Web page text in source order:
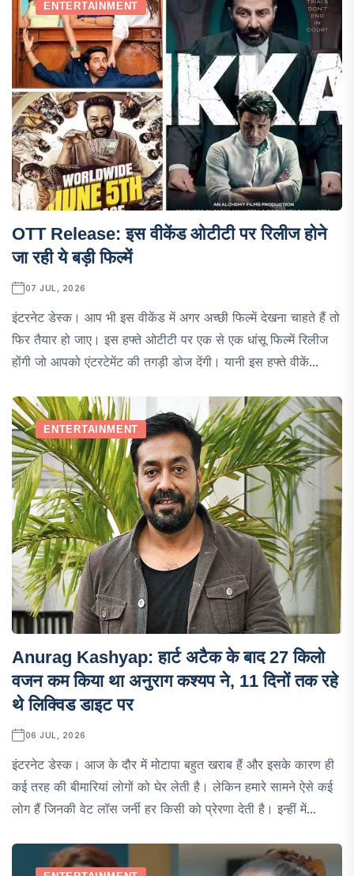
ENTERTAINMENT
OTT Release: इस वीकेंड ओटीटी पर रिलीज होने
जा रही ये बड़ी फिल्में
07 JUL, 2026
इंटरनेट डेस्क। आप भी इस वीकेंड में अगर अच्छी फिल्में देखना चाहते हैं तो
फिर तैयार हो जाए। इस हफ्ते ओटीटी पर एक से एक धांसू फिल्में रिलीज
होंगी जो आपको एंटरटेमेंट की तगड़ी डोज देंगी। यानी इस हफ्ते वीकें...
ENTERTAINMENT
Anurag Kashyap: हार्ट अटैक के बाद 27 किलो
वजन कम किया था अनुराग कश्यप ने, 11 दिनों तक रहे
थे लिक्विड डाइट पर
06 JUL, 2026
इंटरनेट डेस्क। आज के दौर में मोटापा बहुत खराब हैं और इसके कारण ही
कई तरह की बीमारियां लोगों को घेर लेती है। लेकिन हमारे सामने ऐसे कई
लोग हैं जिनकी वेट लॉस जर्नी हर किसी को प्रेरणा देती है। इन्हीं में...